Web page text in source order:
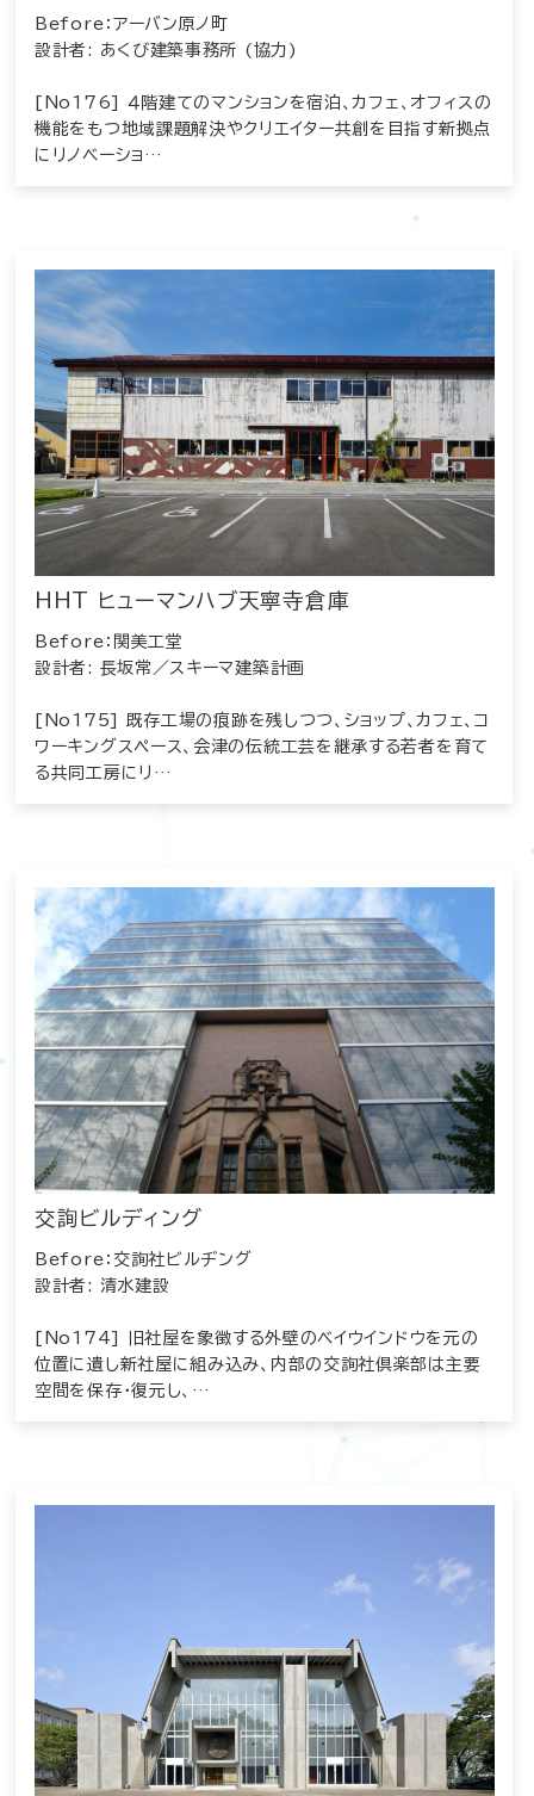
Before：アーバン原ノ町
設計者: あくび建築事務所 (協力)
[No176] ４階建てのマンションを宿泊、カフェ、オフィスの
機能をもつ地域課題解決やクリエイター共創を目指す新拠点
にリノベーショ…
HHT ヒューマンハブ天寧寺倉庫
Before：関美工堂
設計者: 長坂常／スキーマ建築計画
[No175] 既存工場の痕跡を残しつつ、ショップ、カフェ、コ
ワーキングスペース、会津の伝統工芸を継承する若者を育て
る共同工房にリ…
交詢ビルディング
Before：交詢社ビルヂング
設計者: 清水建設
[No174] 旧社屋を象徴する外壁のベイウインドウを元の
位置に遺し新社屋に組み込み、内部の交詢社倶楽部は主要
空間を保存・復元し、…